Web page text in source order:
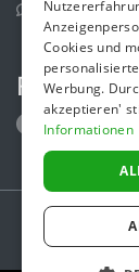
Support
Folge uns
Cookies und
Werbung.
akzeptieren'
Informationen